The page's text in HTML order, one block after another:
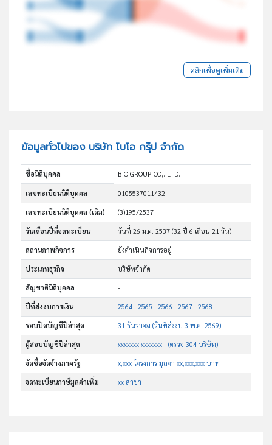
คลิกเพื่อดูเพิ่มเติม
ข้อมูลทั่วไปของ บริษัท ไบโอ กรุ๊ป จำกัด
ชื่อนิติบุคคล BIO GROUP CO,. LTD.
เลขทะเบียนนิติบุคคล 0105537011432
เลขทะเบียนนิติบุคคล (เดิม) (3)195/2537
วันเดือนปีที่จดทะเบียน วันที่ 26 ม.ค. 2537(32 ปี 6 เดือน 21 วัน)
สถานภาพกิจการ ยังดำเนินกิจการอยู่
ประเภทธุรกิจ บริษัทจำกัด
สัญชาตินิติบุคคล -
ปีที่ส่งงบการเงิน 2564 , 2565 , 2566 , 2567 , 2568
รอบปิดบัญชีปีล่าสุด 31 ธันวาคม (วันที่ส่งงบ 3 พ.ค. 2569)
ผู้สอบบัญชีปีล่าสุด xxxxxxx xxxxxxx - (ตรวจ 304 บริษัท)
จัดซื้อจัดจ้างภาครัฐ x,xxx โครงการ มูลค่า xx,xxx,xxx บาท
จดทะเบียนภาษีมูลค่าเพิ่ม xx สาขา